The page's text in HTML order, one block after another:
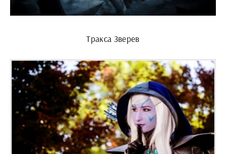
Тракса Зверев